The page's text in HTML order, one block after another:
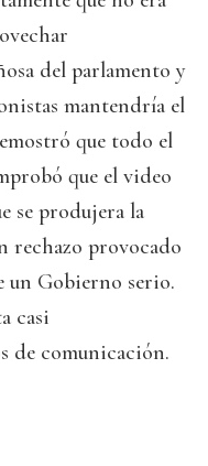
del parlamento y
mantendría el
que todo el
que el video
se produjera la
rechazo provocado
un Gobierno serio.
casi
de comunicación.